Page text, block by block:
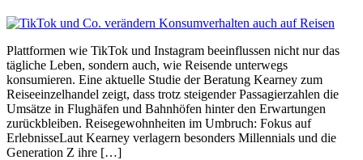
Plattformen wie TikTok und Instagram beeinflussen nicht nur das
tägliche Leben, sondern auch, wie Reisende unterwegs
konsumieren. Eine aktuelle Studie der Beratung Kearney zum
Reiseeinzelhandel zeigt, dass trotz steigender Passagierzahlen die
Umsätze in Flughäfen und Bahnhöfen hinter den Erwartungen
zurückbleiben. Reisegewohnheiten im Umbruch: Fokus auf
ErlebnisseLaut Kearney verlagern besonders Millennials und die
Generation Z ihre […]